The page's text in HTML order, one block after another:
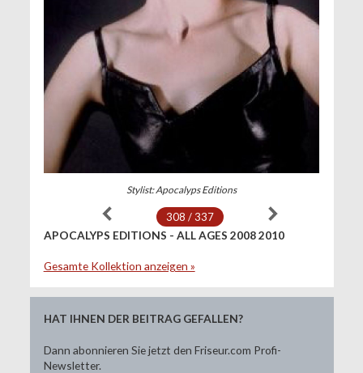
Stylist: Apocalyps Editions
308 / 337
APOCALYPS EDITIONS - ALL AGES 2008 2010
Gesamte Kollektion anzeigen »
HAT IHNEN DER BEITRAG GEFALLEN?
Dann abonnieren Sie jetzt den Friseur.com Profi-
Newsletter.